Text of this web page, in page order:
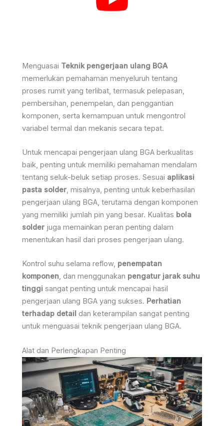
Menguasai Teknik pengerjaan ulang BGA
memerlukan pemahaman menyeluruh tentang
proses rumit yang terlibat, termasuk pelepasan,
pembersihan, penempelan, dan penggantian
komponen, serta kemampuan untuk mengontrol
variabel termal dan mekanis secara tepat.
Untuk mencapai pengerjaan ulang BGA berkualitas
baik, penting untuk memiliki pemahaman mendalam
tentang seluk-beluk setiap proses. Sesuai aplikasi
pasta solder, misalnya, penting untuk keberhasilan
pengerjaan ulang BGA, terutama dengan komponen
yang memiliki jumlah pin yang besar. Kualitas bola
solder juga memainkan peran penting dalam
menentukan hasil dari proses pengerjaan ulang.
Kontrol suhu selama reflow, penempatan
komponen, dan menggunakan pengatur jarak suhu
tinggi sangat penting untuk mencapai hasil
pengerjaan ulang BGA yang sukses. Perhatian
terhadap detail dan keterampilan sangat penting
untuk menguasai teknik pengerjaan ulang BGA.
Alat dan Perlengkapan Penting